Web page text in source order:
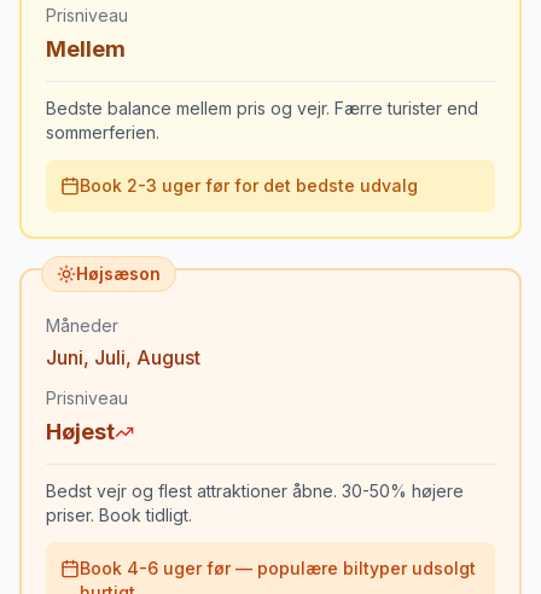
Prisniveau
Mellem
Bedste balance mellem pris og vejr. Færre turister end
sommerferien.
Book 2-3 uger før for det bedste udvalg
Højsæson
Måneder
Juni, Juli, August
Prisniveau
Højest
Bedst vejr og flest attraktioner åbne. 30-50% højere
priser. Book tidligt.
Book 4-6 uger før — populære biltyper udsolgt